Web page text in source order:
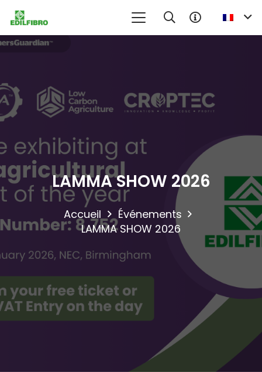
LAMMA SHOW 2026
Accueil
Événements
LAMMA SHOW 2026